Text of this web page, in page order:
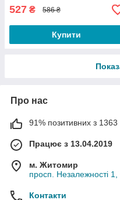
527 ₴ 586 ₴
Купити
Про нас
91% позитивних з 1363
Працює з 13.04.2019
м. Житомир
просп. Незалежності
Контакти